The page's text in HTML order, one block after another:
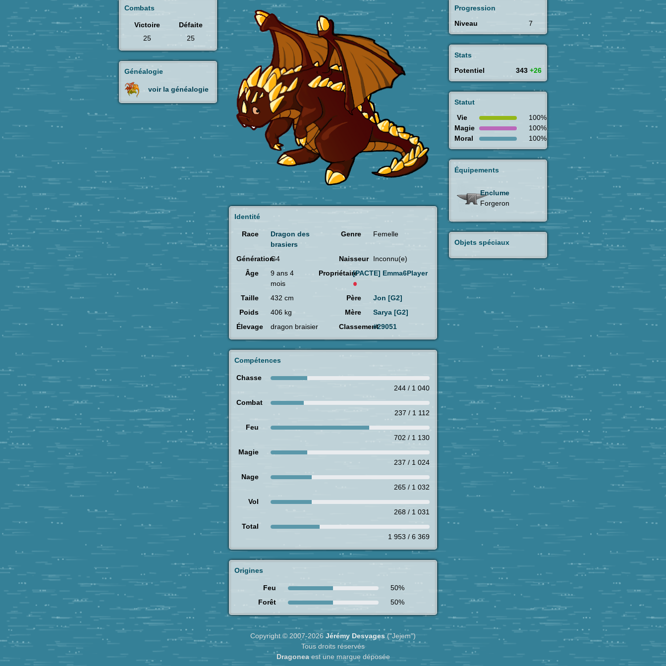
Combats
Victoire
Défaite
25
25
Généalogie
voir la généalogie
Identité
Race
Dragon des
brasiers
Genre Femelle
GénérationG4 Naisseur
Inconnu(e)
Âge
9 ans 4
mois
Propriétaire[PACTE] Emma6Player
Taille 432 cm Père
Jon [G2]
Poids
406 kg Mère
Sarya [G2]
Élevage
dragon braisier Classement#29051
Compétences
Chasse
244 / 1 040
Combat
237 / 1 112
Feu
702 / 1 130
Magie
237 / 1 024
Nage
265 / 1 032
Vol
268 / 1 031
Total
1 953 / 6 369
Origines
Feu
50%
Forêt
50%
Progression
Niveau
7
Stats
Potentiel
343 +26
Statut
Vie
100%
Magie
100%
Moral
100%
Équipements
Enclume
Forgeron
Objets spéciaux
Copyright © 2007-2026 Jérémy Desvages("Jejem")
Tous droits réservés
Dragoneaest une marque déposée